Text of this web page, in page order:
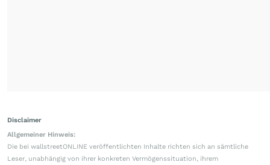
Disclaimer
Allgemeiner Hinweis:
Die bei wallstreetONLINE veröffentlichten Inhalte richten sich an sämtliche
Leser, unabhängig von ihrer konkreten Vermögenssituation, ihrem